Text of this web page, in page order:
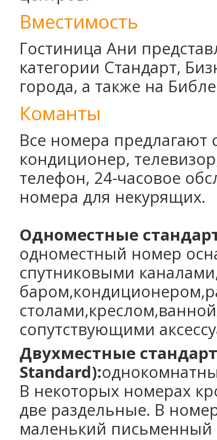
5 дней
7 дней
Вместимость
Гостиница Ани
категории Стандарт,
города, а также на
Команты
Все номера
кондиционер,
телефон, 24-часовое
номера для некурящих.
Одноместные
одноместный номер
спутниковыми
сопутствующими
Двухместные
Standard):
В некоторых номерах
две раздельные. В
маленький письменный